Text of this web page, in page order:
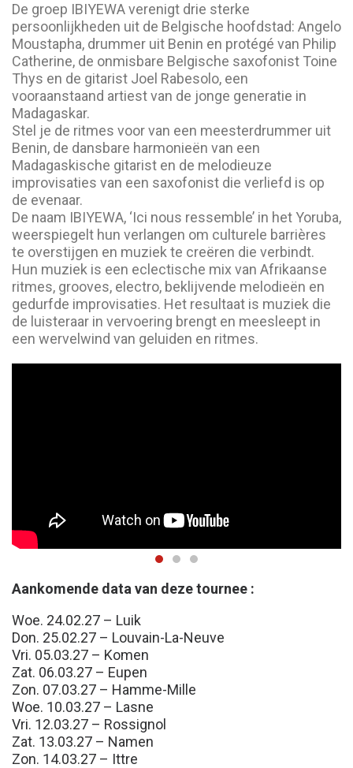
De groep IBIYEWA verenigt drie sterke
persoonlijkheden uit de Belgische hoofdstad: Angelo
Moustapha, drummer uit Benin en protégé van Philip
Catherine, de onmisbare Belgische saxofonist Toine
Thys en de gitarist Joel Rabesolo, een
vooraanstaand artiest van de jonge generatie in
Madagaskar.
Stel je de ritmes voor van een meesterdrummer uit
Benin, de dansbare harmonieën van een
Madagaskische gitarist en de melodieuze
improvisaties van een saxofonist die verliefd is op
de evenaar.
De naam IBIYEWA, ‘Ici nous ressemble’ in het Yoruba,
weerspiegelt hun verlangen om culturele barrières
te overstijgen en muziek te creëren die verbindt.
Hun muziek is een eclectische mix van Afrikaanse
ritmes, grooves, electro, beklijvende melodieën en
gedurfde improvisaties. Het resultaat is muziek die
de luisteraar in vervoering brengt en meesleept in
een wervelwind van geluiden en ritmes.
Aankomende data van deze tournee :
Woe. 24.02.27 – Luik
Don. 25.02.27 – Louvain-La-Neuve
Vri. 05.03.27 – Komen
Zat. 06.03.27 – Eupen
Zon. 07.03.27 – Hamme-Mille
Woe. 10.03.27 – Lasne
Vri. 12.03.27 – Rossignol
Zat. 13.03.27 – Namen
Zon. 14.03.27 – Ittre